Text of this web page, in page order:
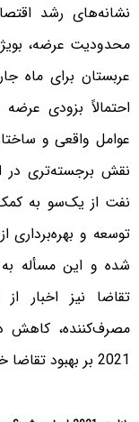
نشانه‌های رشد
محدودیت عرضه،
عربستان برای ماه
احتمالاً بزودی عرضه
عوامل واقعی و
نقش برجسته‌تری در
نفت از یک‌سو به
شده و این مسأله
تقاضا نیز اخبار
مصرف‌کننده، کاهش
2021 بر بهبود تقاضا خبر می‌دهد.